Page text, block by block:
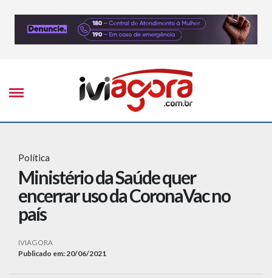
Política
Ministério da Saúde quer
encerrar uso da CoronaVac no
país
IVIAGORA
Publicado em: 20/06/2021